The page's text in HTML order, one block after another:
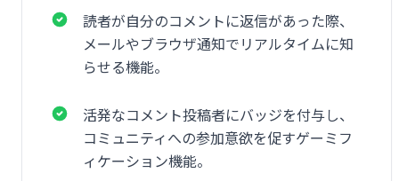
読者が自分のコメントに返信があった際、
メールやブラウザ通知でリアルタイムに知
らせる機能。
活発なコメント投稿者にバッジを付与し、
コミュニティへの参加意欲を促すゲーミフ
ィケーション機能。